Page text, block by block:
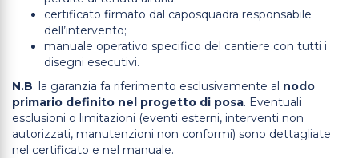
certificato firmato dal caposquadra responsabile
dell’intervento;
manuale operativo specifico del cantiere con tutti i
disegni esecutivi.
N.B. la garanzia fa riferimento esclusivamente al nodo
primario definito nel progetto di posa. Eventuali
esclusioni o limitazioni (eventi esterni, interventi non
autorizzati, manutenzioni non conformi) sono dettagliate
nel certificato e nel manuale.